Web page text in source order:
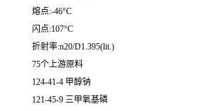
熔点:-46°C
闪点:107°C
折射率:n20/D1.395(lit.)
75个上游原料
124-41-4 甲醇钠
121-45-9 三甲氧基磷